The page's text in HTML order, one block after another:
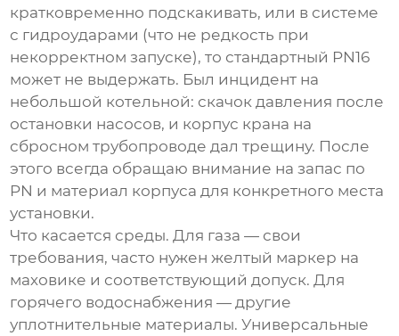
кратковременно подскакивать, или в системе
с гидроударами (что не редкость при
некорректном запуске), то стандартный PN16
может не выдержать. Был инцидент на
небольшой котельной: скачок давления после
остановки насосов, и корпус крана на
сбросном трубопроводе дал трещину. После
этого всегда обращаю внимание на запас по
PN и материал корпуса для конкретного места
установки.
Что касается среды. Для газа — свои
требования, часто нужен желтый маркер на
маховике и соответствующий допуск. Для
горячего водоснабжения — другие
уплотнительные материалы. Универсальные